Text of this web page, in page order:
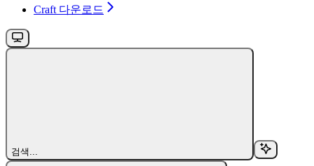
Craft 다운로드
검색...